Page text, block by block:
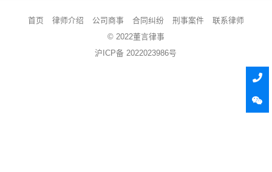
首页 律师介绍 公司商事 合同纠纷 刑事案件
联系律师
© 2022董言律事
沪ICP备 2022023986号